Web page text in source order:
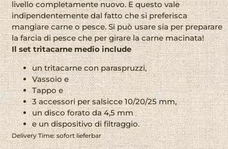
livello completamente nuovo. E questo vale
indipendentemente dal fatto che si preferisca
mangiare carne o pesce. Si può usare sia per preparare
la farcia di pesce che per girare la carne macinata!
Il set tritacarne medio include
un tritacarne con paraspruzzi,
Vassoio e
Tappo e
3 accessori per salsicce 10/20/25 mm,
un disco forato da 4,5 mm
e un dispositivo di filtraggio.
Delivery Time: sofort lieferbar